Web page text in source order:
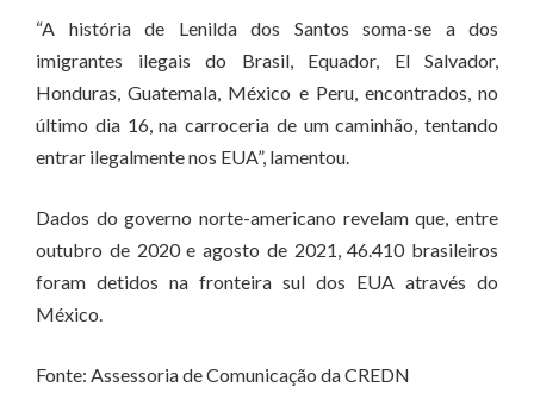
“A história de Lenilda dos Santos soma-se a dos
imigrantes ilegais do Brasil, Equador, El Salvador,
Honduras, Guatemala, México e Peru, encontrados, no
último dia 16, na carroceria de um caminhão, tentando
entrar ilegalmente nos EUA”, lamentou.
Dados do governo norte-americano revelam que, entre
outubro de 2020 e agosto de 2021, 46.410 brasileiros
foram detidos na fronteira sul dos EUA através do
México.
Fonte: Assessoria de Comunicação da CREDN